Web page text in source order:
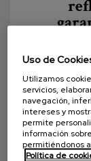
En los
seguridad
Uso de
Utilizamos
servicios,
navegación,
intereses y
permite
información
permitiéndonos
Política de